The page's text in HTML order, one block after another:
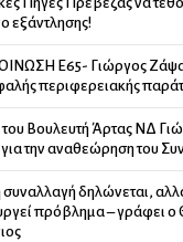
εξάντλησης!
Ε65- Γιώργος
περιφερειακής
του Βουλευτή Άρτας ΝΔ
την αναθεώρηση του
συναλλαγή δηλώνεται,
πρόβλημα – γράφει